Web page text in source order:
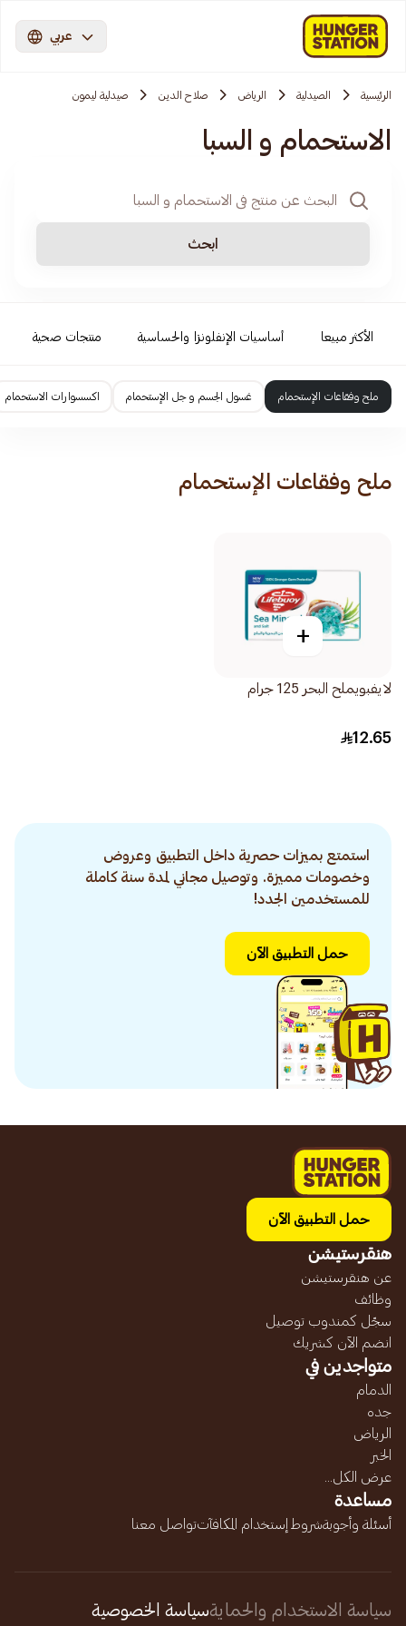
عربي
الرئيسية الصيدلية الرياض صلاح الدين صيدلية ليمون
الاستحمام و السبا
ابحث
الأكثر مبيعا أساسيات الإنفلونزا والحساسية منتجات صحية
ملح وفقاعات الإستحمام غسول الجسم و جل الإستحمام اكسسوارات الاستحمام
ملح وفقاعات الإستحمام
+
لايفبويملح البحر 125 جرام
12.65
استمتع بميزات حصرية داخل التطبيق وعروض
وخصومات مميزة. وتوصيل مجاني لمدة سنة كاملة
للمستخدمين الجدد!
حمل التطبيق الآن
حمل التطبيق الآن
هنقرستيشن
عن هنقرستيشن
وظائف
سجّل كمندوب توصيل
انضم الآن كشريك
متواجدين في
الدمام
جده
الرياض
الخبر
عرض الكل...
مساعدة
أسئلة وأجوبةشروط إستخدام المكافآتتواصل معنا
سياسة الاستخدام والحمايةسياسة الخصوصية